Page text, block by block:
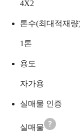
4X2
톤수(최대적재량
1 톤
용도
자가용
실매물 인증
실매물